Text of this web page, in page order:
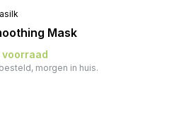
Mask
voorraad
morgen in huis.